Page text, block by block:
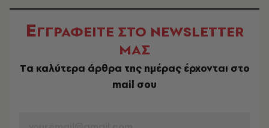
ΕΓΓΡΑΦΕΙΤΕ ΣΤΟ NEWSLETTER
ΜΑΣ
Tα καλύτερα άρθρα της ημέρας έρχονται στο
mail σου